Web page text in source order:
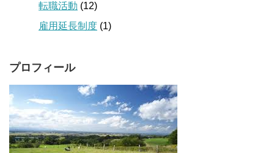
転職活動 (12)
雇用延長制度 (1)
プロフィール